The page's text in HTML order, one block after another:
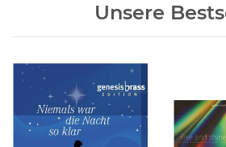
Unsere